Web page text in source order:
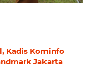
Kadis Kominfo
Jakarta